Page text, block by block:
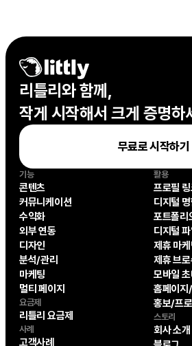
리틀리와 함께,
작게 시작해서 크게 증명하
무료로 시작하기
기능
콘텐츠
커뮤니케이션
수익화
외부 연동
디자인
분석/관리
마케팅
멀티 페이지
요금제
리틀리 요금제
사례
고객사례
스토리
회사 소개
활용
프로필
디지털
포트폴리
디지털
제휴 마
제휴 브
모바일
홈페이지
홍보/프